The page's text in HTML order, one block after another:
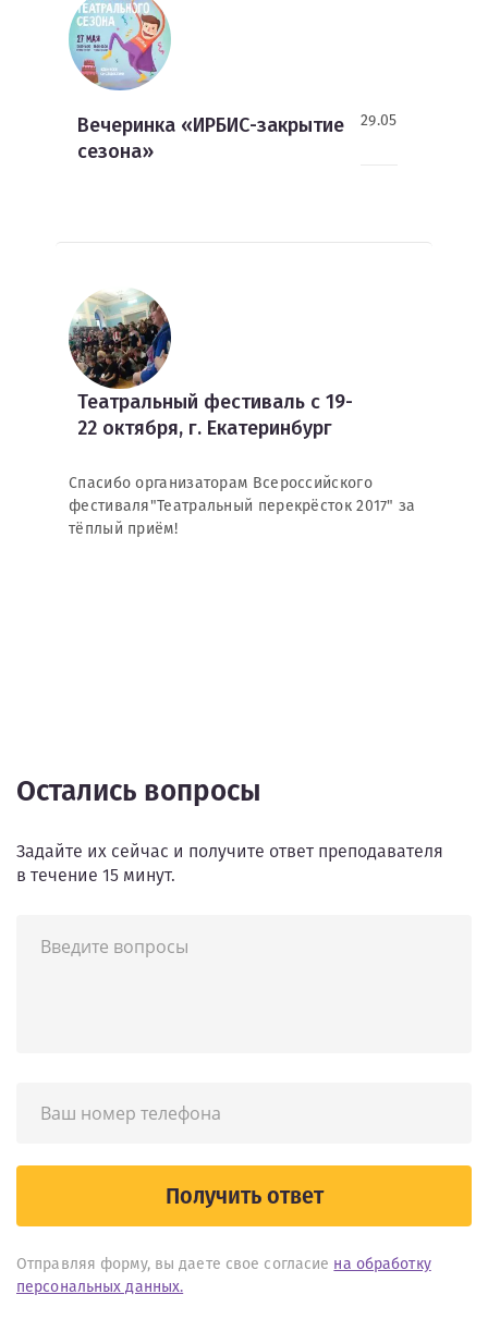
Вечеринка «ИРБИС-закрытие
сезона»
29.05
Театральный фестиваль с 19-
22 октября, г. Екатеринбург
Спасибо организаторам Всероссийского
фестиваля"Театральный перекрёсток 2017" за
тёплый приём!
Остались вопросы
Задайте их сейчас и получите ответ преподавателя
в течение 15 минут.
Получить ответ
Отправляя форму, вы даете свое согласие на обработку
персональных данных.